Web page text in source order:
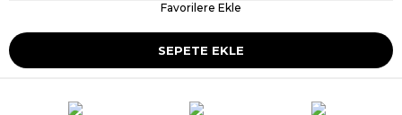
Favorilere Ekle